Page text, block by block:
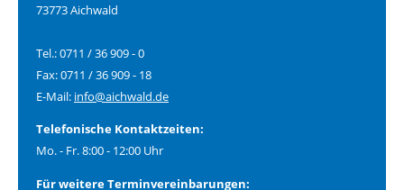
73773 Aichwald
Tel.: 0711 / 36 909 - 0
Fax: 0711 / 36 909 - 18
E-Mail: info@aichwald.de
Telefonische Kontaktzeiten:
Mo. - Fr. 8:00 - 12:00 Uhr
Für weitere Terminvereinbarungen: